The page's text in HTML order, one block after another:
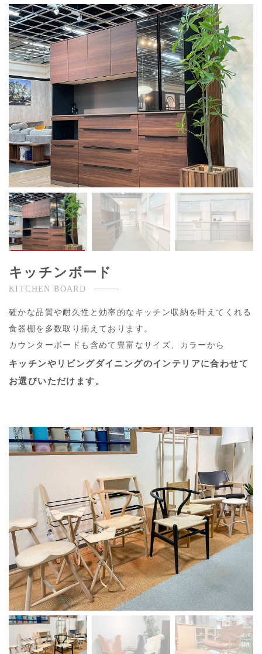
キッチンボード
KITCHEN BOARD
確かな品質や耐久性と効率的なキッチン収納を叶えてくれる
食器棚を多数取り揃えております。
カウンターボードも含めて豊富なサイズ、カラーから
キッチンやリビングダイニングのインテリアに合わせて
お選びいただけます。